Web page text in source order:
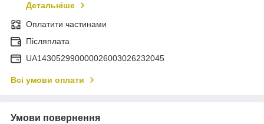
Детальніше
Оплатити частинами
Післяплата
UA143052990000026003026232045
Всі умови оплати
Умови повернення